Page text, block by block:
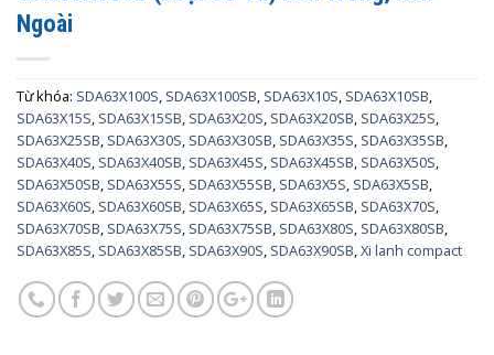
Ngoài
Từ khóa: SDA63X100S, SDA63X100SB, SDA63X10S, SDA63X10SB,
SDA63X15S, SDA63X15SB, SDA63X20S, SDA63X20SB, SDA63X25S,
SDA63X25SB, SDA63X30S, SDA63X30SB, SDA63X35S, SDA63X35SB,
SDA63X40S, SDA63X40SB, SDA63X45S, SDA63X45SB, SDA63X50S,
SDA63X50SB, SDA63X55S, SDA63X55SB, SDA63X5S, SDA63X5SB,
SDA63X60S, SDA63X60SB, SDA63X65S, SDA63X65SB, SDA63X70S,
SDA63X70SB, SDA63X75S, SDA63X75SB, SDA63X80S, SDA63X80SB,
SDA63X85S, SDA63X85SB, SDA63X90S, SDA63X90SB,Xi lanh compact